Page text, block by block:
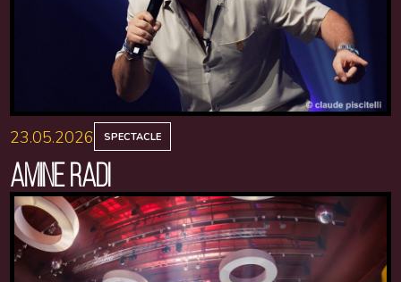
23.05.2026 SPECTACLE
AMINE RADI